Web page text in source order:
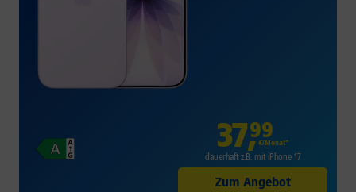
37,99
€/Monat*
dauerhaft z.B. mit iPhone 17
Zum Angebot